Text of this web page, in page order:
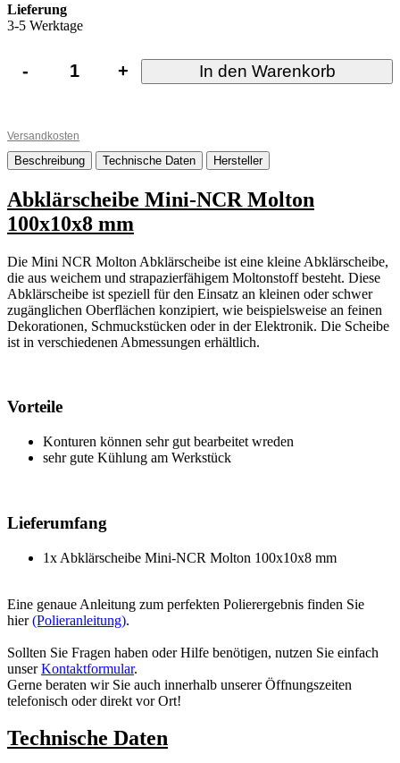
Lieferung
3-5 Werktage
- + In den Warenkorb
Versandkosten
Beschreibung Technische Daten Hersteller
Abklärscheibe Mini-NCR Molton
100x10x8 mm
Die Mini NCR Molton Abklärscheibe ist eine kleine Abklärscheibe,
die aus weichem und strapazierfähigem Moltonstoff besteht. Diese
Abklärscheibe ist speziell für den Einsatz an kleinen oder schwer
zugänglichen Oberflächen konzipiert, wie beispielsweise an feinen
Dekorationen, Schmuckstücken oder in der Elektronik. Die Scheibe
ist in verschiedenen Abmessungen erhältlich.
Vorteile
Konturen können sehr gut bearbeitet wreden
sehr gute Kühlung am Werkstück
Lieferumfang
1x Abklärscheibe Mini-NCR Molton 100x10x8 mm
Eine genaue Anleitung zum perfekten Polierergebnis finden Sie
hier (Polieranleitung).
Sollten Sie Fragen haben oder Hilfe benötigen, nutzen Sie einfach
unser Kontaktformular.
Gerne beraten wir Sie auch innerhalb unserer Öffnungszeiten
telefonisch oder direkt vor Ort!
Technische Daten